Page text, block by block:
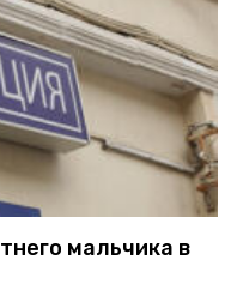
мальчика в